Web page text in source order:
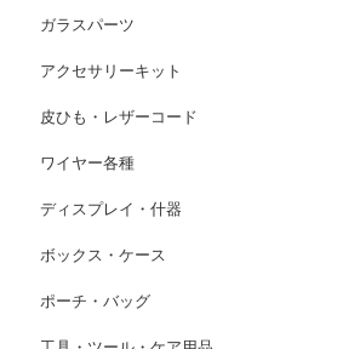
ガラスパーツ
アクセサリーキット
皮ひも・レザーコード
ワイヤー各種
ディスプレイ・什器
ボックス・ケース
ポーチ・バッグ